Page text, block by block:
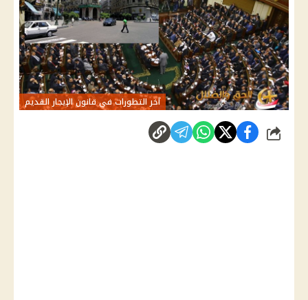
آخر التطورات في قانون الإيجار القديم
شارك